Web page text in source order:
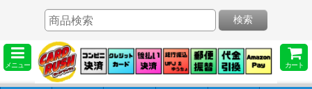
メニュー カート
検索